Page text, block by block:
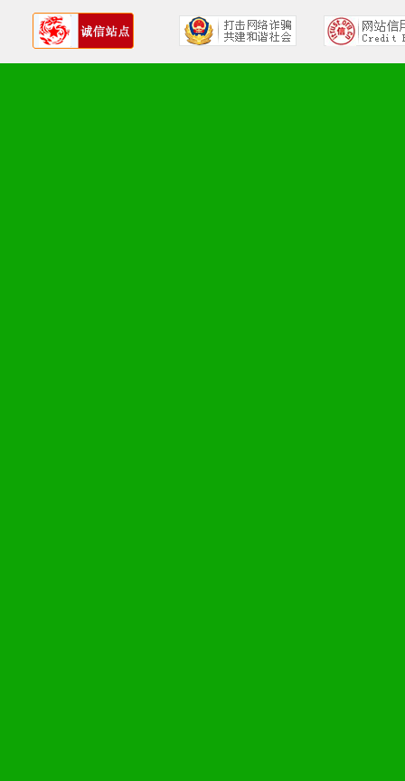
2、市场保护支持：供优质
统一底价供货、严格保证